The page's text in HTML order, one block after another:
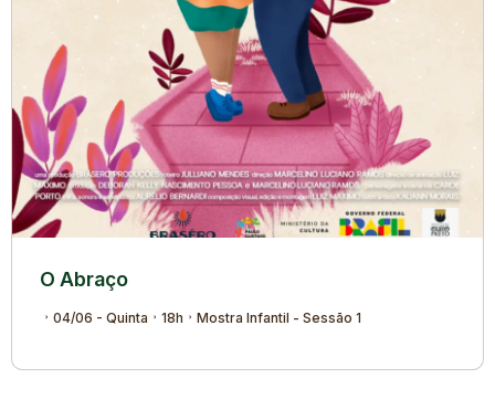
O Abraço
04/06 - Quinta 18h Mostra Infantil - Sessão 1